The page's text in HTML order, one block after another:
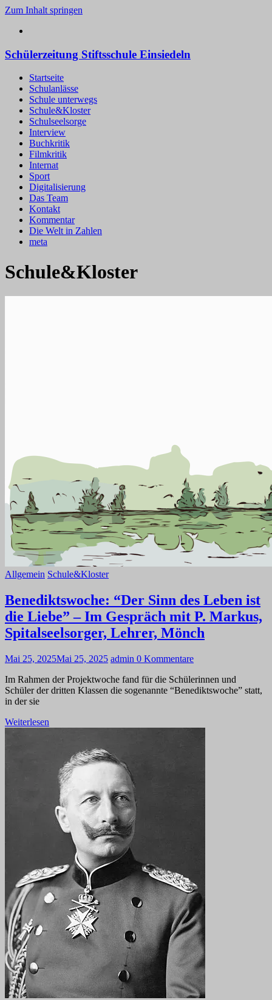
Zum Inhalt springen
Schülerzeitung Stiftsschule Einsiedeln
Startseite
Schulanlässe
Schule unterwegs
Schule&Kloster
Schulseelsorge
Interview
Buchkritik
Filmkritik
Internat
Sport
Digitalisierung
Das Team
Kontakt
Kommentar
Die Welt in Zahlen
meta
Schule&Kloster
Allgemein Schule&Kloster
Benediktswoche: “Der Sinn des Leben ist
die Liebe” – Im Gespräch mit P. Markus,
Spitalseelsorger, Lehrer, Mönch
Mai 25, 2025Mai 25, 2025 admin 0 Kommentare
Im Rahmen der Projektwoche fand für die Schülerinnen und
Schüler der dritten Klassen die sogenannte “Benediktswoche” statt,
in der sie
Weiterlesen